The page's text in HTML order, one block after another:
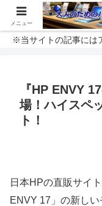
※当サイトの記事には
『HP ENVY
場！ハイスペ
ト！
日本HPの直販サイト
ENVY 17」の新しい
メニュー